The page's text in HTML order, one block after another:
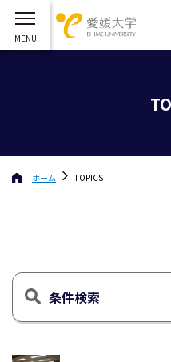
ホーム TOPICS
条件検索